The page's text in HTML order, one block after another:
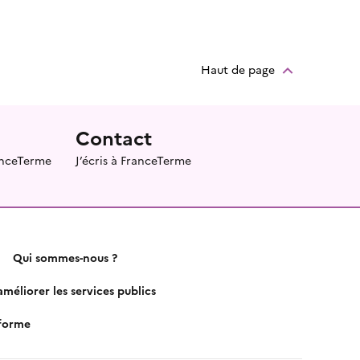
Haut de page
Contact
J’écris à FranceTerme
Qui sommes-nous ?
les services publics